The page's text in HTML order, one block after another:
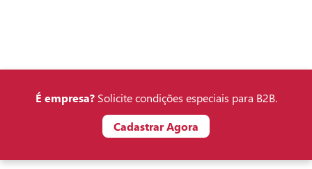
É empresa?Solicite condições especiais para B2B.
Cadastrar Agora